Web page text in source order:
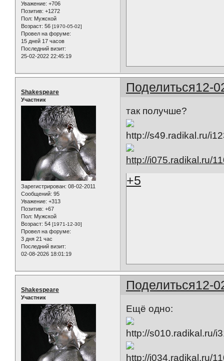
Уважение: +706
Позитив: +1272
Пол: Мужской
Возраст: 56 [1970-05-02]
Провел на форуме:
15 дней 17 часов
Последний визит:
25-02-2022 22:45:19
Поделиться12-
Shakespeare
Участник
Зарегистрирован: 08-02-2011
Сообщений: 95
Уважение: +313
Позитив: +67
Пол: Мужской
Возраст: 54 [1971-12-30]
Провел на форуме:
3 дня 21 час
Последний визит:
02-08-2026 18:01:19
так получше?
+5
Поделиться12-
Shakespeare
Участник
Ещё одно: